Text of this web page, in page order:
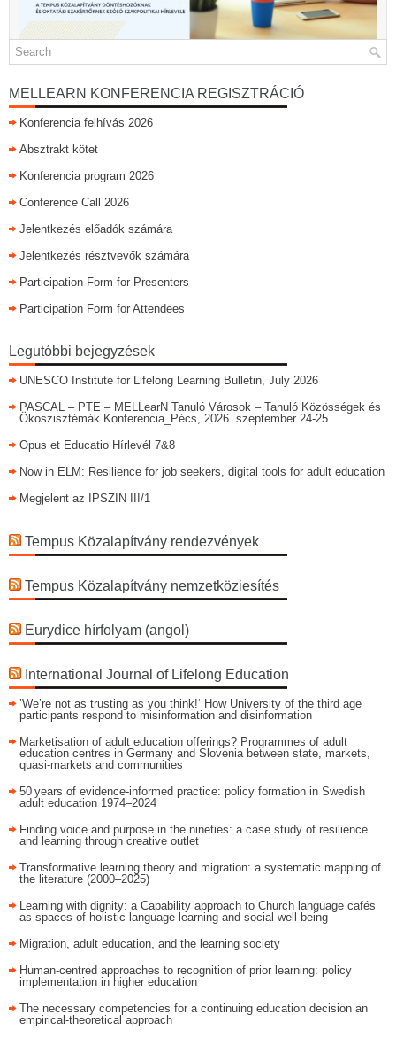
MELLEARN KONFERENCIA REGISZTRÁCIÓ
Konferencia felhívás 2026
Absztrakt kötet
Konferencia program 2026
Conference Call 2026
Jelentkezés előadók számára
Jelentkezés résztvevők számára
Participation Form for Presenters
Participation Form for Attendees
Legutóbbi bejegyzések
UNESCO Institute for Lifelong Learning Bulletin, July 2026
PASCAL – PTE – MELLearN Tanuló Városok – Tanuló Közösségek és
Ökoszisztémák Konferencia_Pécs, 2026. szeptember 24-25.
Opus et Educatio Hírlevél 7&8
Now in ELM: Resilience for job seekers, digital tools for adult education
Megjelent az IPSZIN III/1
Tempus Közalapítvány rendezvények
Tempus Közalapítvány nemzetköziesítés
Eurydice hírfolyam (angol)
International Journal of Lifelong Education
’We’re not as trusting as you think!‘ How University of the third age
participants respond to misinformation and disinformation
Marketisation of adult education offerings? Programmes of adult
education centres in Germany and Slovenia between state, markets,
quasi-markets and communities
50 years of evidence‑informed practice: policy formation in Swedish
adult education 1974–2024
Finding voice and purpose in the nineties: a case study of resilience
and learning through creative outlet
Transformative learning theory and migration: a systematic mapping of
the literature (2000–2025)
Learning with dignity: a Capability approach to Church language cafés
as spaces of holistic language learning and social well-being
Migration, adult education, and the learning society
Human-centred approaches to recognition of prior learning: policy
implementation in higher education
The necessary competencies for a continuing education decision an
empirical-theoretical approach